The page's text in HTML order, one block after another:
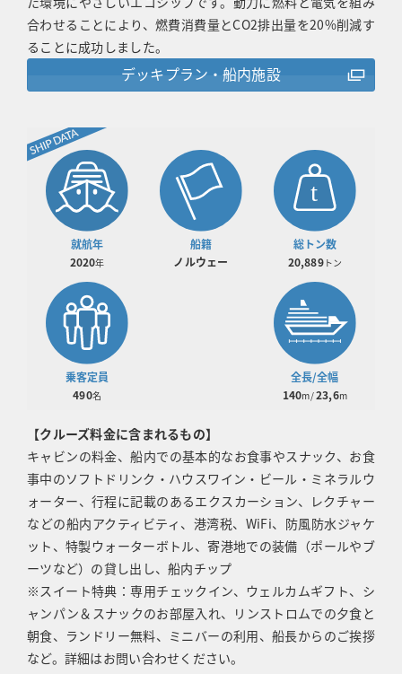
合わせることにより、燃費消費量とCO2排出量を20%削減す
ることに成功しました。
デッキプラン・船内施設
就航年
2020年
船籍
ノルウェー
総トン数
20,889トン
乗客定員
490名
全長/全幅
140m/23,6m
【クルーズ料金に含まれるもの】
キャビンの料金、船内での基本的なお食事やスナック、お食
事中のソフトドリンク・ハウスワイン・ビール・ミネラルウ
ォーター、行程に記載のあるエクスカーション、レクチャー
などの船内アクティビティ、港湾税、WiFi、防風防水ジャケ
ット、特製ウォーターボトル、寄港地での装備（ポールやブ
ーツなど）の貸し出し、船内チップ
※スイート特典：専用チェックイン、ウェルカムギフト、シ
ャンパン＆スナックのお部屋入れ、リンストロムでの夕食と
朝食、ランドリー無料、ミニバーの利用、船長からのご挨拶
など。詳細はお問い合わせください。